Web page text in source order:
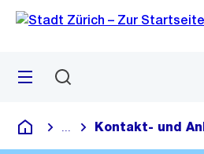
Navigation
Sprunglink
Menü
Deutsch
Blende alle Breadcrumbs ein
Kontakt- und